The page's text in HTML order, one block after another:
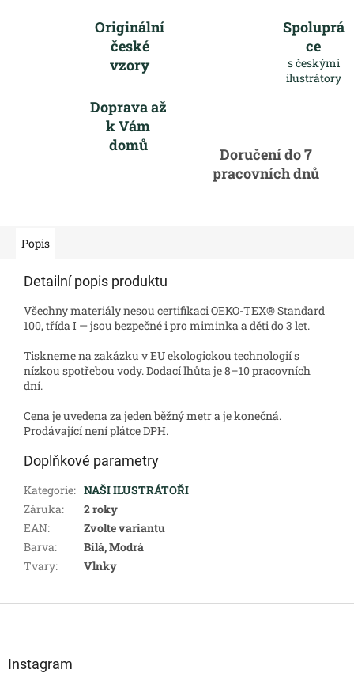
Originální
české
vzory
Spoluprá
ce
s českými
ilustrátory
Doprava až
k Vám
domů
Doručení do 7
pracovních dnů
Popis
Detailní popis produktu
Všechny materiály nesou certifikaci OEKO-TEX® Standard
100, třída I — jsou bezpečné i pro miminka a děti do 3 let.
Tiskneme na zakázku v EU ekologickou technologií s
nízkou spotřebou vody. Dodací lhůta je 8–10 pracovních
dní.
Cena je uvedena za jeden běžný metr a je konečná.
Prodávající není plátce DPH.
Doplňkové parametry
Kategorie: NAŠI ILUSTRÁTOŘI
Záruka:
2 roky
EAN:
Zvolte variantu
Barva:
Bílá, Modrá
Tvary: Vlnky
Instagram